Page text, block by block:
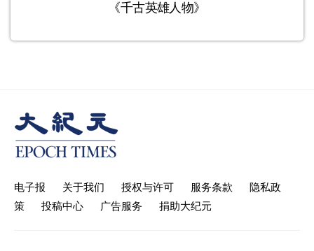
《千古英雄人物》
电子报 关于我们 授权与许可 服务条款
隐私政
策
投稿中心 广告服务 捐助大纪元